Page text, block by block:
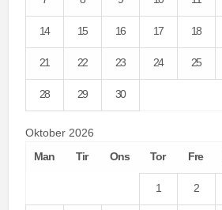
14 15 16 17 18
21 22 23 24 25
28 29 30
Oktober 2026
Man
Tir Ons Tor Fre
1 2